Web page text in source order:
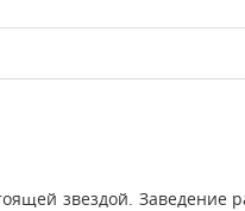
звездой. Заведение